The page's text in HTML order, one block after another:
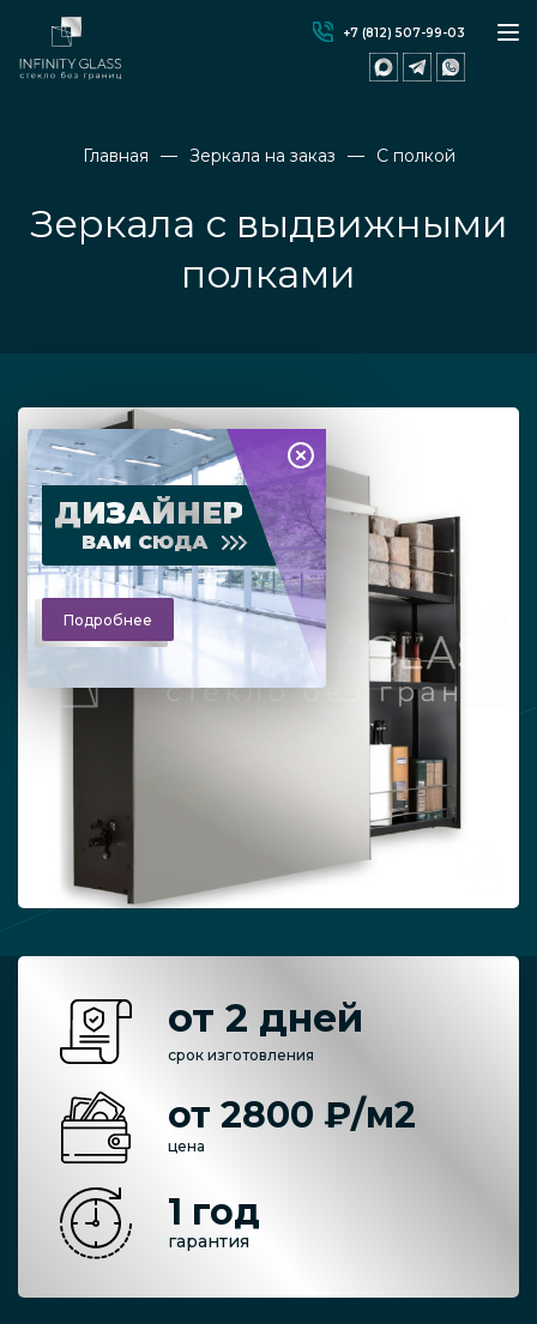
+7 (812) 507-99-03
Главная Зеркала на заказ С полкой
Зеркала с выдвижными
полками
ДИЗАЙНЕР
ВАМ СЮДА
Подробнее
от 2 дней
срок изготовления
от 2800 ₽/м2
цена
1 год
гарантия